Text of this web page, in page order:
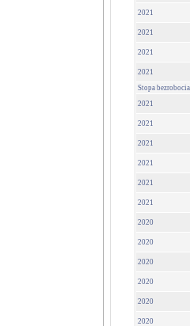
2021
2021
2021
2021
Stopa bezrobocia
2021
2021
2021
2021
2021
2021
2020
2020
2020
2020
2020
2020